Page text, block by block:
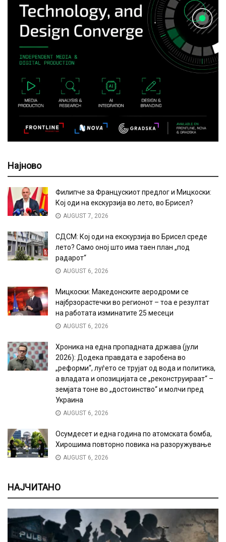
Најново
Филипче за Францускиот предлог и Мицкоски:
Кој оди на екскурзија во лето, во Брисел?
AUGUST 7, 2026
СДСМ: Кој оди на екскурзија во Брисел среде
лето? Само оној што има таен план „под
радарот“
AUGUST 6, 2026
Мицкоски: Македонските аеродроми се
најбрзорастечки во регионот – тоа е резултат
на работата изминатите 25 месеци
AUGUST 6, 2026
Хроника на една пропадната држава (јули
2026): Додека правдата е заробена во
„реформи“, луѓето се трујат од вода и политика,
а владата и опозицијата се „реконструираат“ –
земјата тоне во „достоинство“ и молчи пред
Украина
AUGUST 6, 2026
Осумдесет и една година по атомската бомба,
Хирошима повторно повика на разоружување
AUGUST 6, 2026
НАЈЧИТАНО